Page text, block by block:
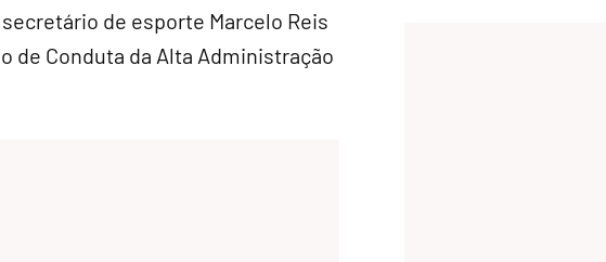
de esporte Marcelo Reis
de Conduta da Alta Administração